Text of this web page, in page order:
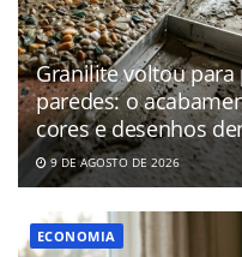
Granilite voltou para
paredes: o
cores e desenhos
9 DE AGOSTO DE 2026
ECONOMIA